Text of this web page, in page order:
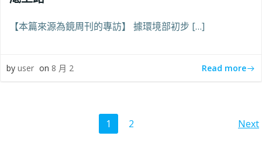
【本篇來源為鏡周刊的專訪】 據環境部初步 […]
by user on 8 月 2 Read more
Page
1 Page
2 Next